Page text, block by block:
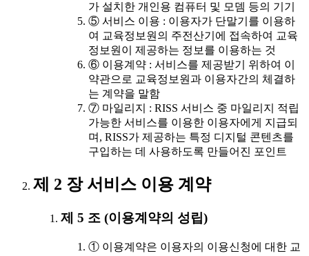
가 설치한 개인용 컴퓨터 및 모뎀 등의 기기
⑤ 서비스 이용 : 이용자가 단말기를 이용하
여 교육정보원의 주전산기에 접속하여 교육
정보원이 제공하는 정보를 이용하는 것
⑥ 이용계약 : 서비스를 제공받기 위하여 이
약관으로 교육정보원과 이용자간의 체결하
는 계약을 말함
⑦ 마일리지 : RISS 서비스 중 마일리지 적립
가능한 서비스를 이용한 이용자에게 지급되
며, RISS가 제공하는 특정 디지털 콘텐츠를
구입하는 데 사용하도록 만들어진 포인트
제 2 장 서비스 이용 계약
제 5 조 (이용계약의 성립)
① 이용계약은 이용자의 이용신청에 대한 교